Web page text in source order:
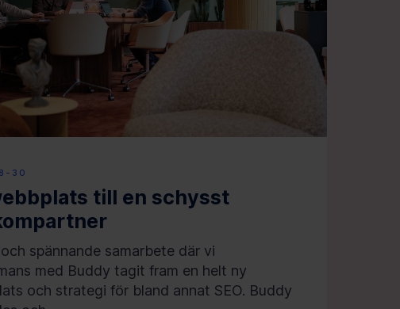
30
till en schysst
spännande samarbete där vi
med Buddy tagit fram en helt ny
och strategi för bland annat SEO. Buddy